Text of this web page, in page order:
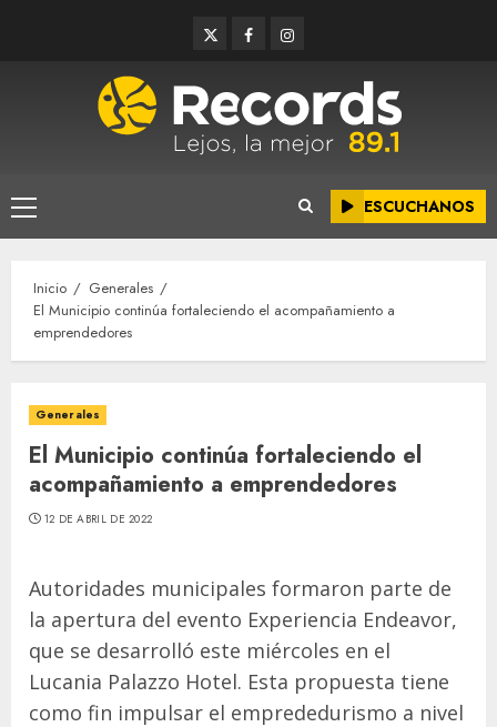
TwitterFacebookInstagram
Menú
principal
ESCUCHANOS
Inicio
Generales
El Municipio continúa fortaleciendo el acompañamiento a
emprendedores
Generales
El Municipio continúa fortaleciendo el
acompañamiento a emprendedores
12 DE ABRIL DE 2022
Autoridades municipales formaron parte de
la apertura del evento Experiencia Endeavor,
que se desarrolló este miércoles en el
Lucania Palazzo Hotel. Esta propuesta tiene
como fin impulsar el emprededurismo a nivel